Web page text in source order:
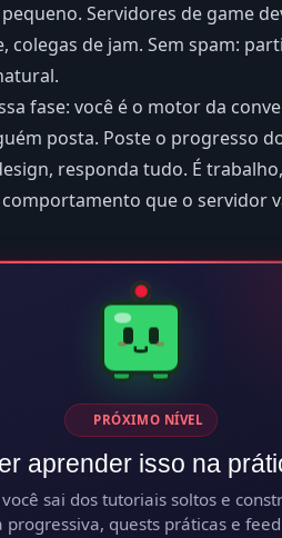
Servidores de game
colegas de jam. Sem spam:
fase: você é o motor da
posta. Poste o progresso
responda tudo. É
que o servidor
PRÓXIMO NÍVEL
aprender isso na
sai dos tutoriais soltos e
progressiva, quests práticas e